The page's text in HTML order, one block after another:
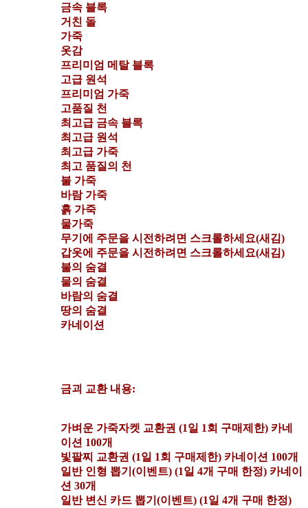
금속 블록
거친 돌
가죽
옷감
프리미엄 메탈 블록
고급 원석
프리미엄 가죽
고품질 천
최고급 금속 블록
최고급 원석
최고급 가죽
최고 품질의 천
불 가죽
바람 가죽
흙 가죽
물가죽
무기에 주문을 시전하려면 스크롤하세요(새김)
갑옷에 주문을 시전하려면 스크롤하세요(새김)
불의 숨결
물의 숨결
바람의 숨결
땅의 숨결
카네이션
금괴 교환 내용:
가벼운 가죽자켓 교환권 (1일 1회 구매제한) 카네
이션 100개
빛팔찌 교환권 (1일 1회 구매제한) 카네이션 100개
일반 인형 뽑기(이벤트) (1일 4개 구매 한정) 카네이
션 30개
일반 변신 카드 뽑기(이벤트) (1일 4개 구매 한정)